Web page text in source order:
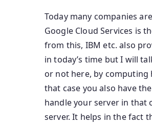
Today many companies
Google Cloud Services is
from this, IBM etc. also
in today’s time but I will
or not here, by computing
that case you also have
handle your server in that
server. It helps in the fact